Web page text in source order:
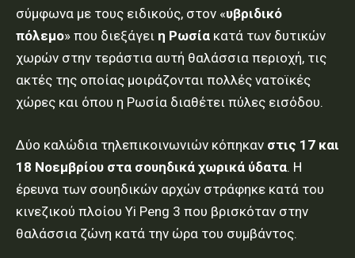
σύμφωνα με τους ειδικούς, στον «υβριδικό
πόλεμο» που διεξάγει η Ρωσία κατά των δυτικών
χωρών στην τεράστια αυτή θαλάσσια περιοχή, τις
ακτές της οποίας μοιράζονται πολλές νατοϊκές
χώρες και όπου η Ρωσία διαθέτει πύλες εισόδου.
Δύο καλώδια τηλεπικοινωνιών κόπηκαν στις 17 και
18 Νοεμβρίου στα σουηδικά χωρικά ύδατα. Η
έρευνα των σουηδικών αρχών στράφηκε κατά του
κινεζικού πλοίου Yi Peng 3 που βρισκόταν στην
θαλάσσια ζώνη κατά την ώρα του συμβάντος.